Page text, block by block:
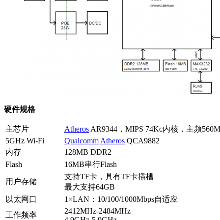
硬件规格
主芯片 Atheros AR9344，MIPS 74Kc内核，主频
5GHz Wi-Fi
Qualcomm Atheros QCA9882
内存
128MB DDR2
Flash
16MB串行Flash
用户存储
支持TF卡，具有TF卡插槽
最大支持64GB
以太网口
1×LAN：10/100/1000Mbps自适应
工作频率
2412MHz-2484MHz